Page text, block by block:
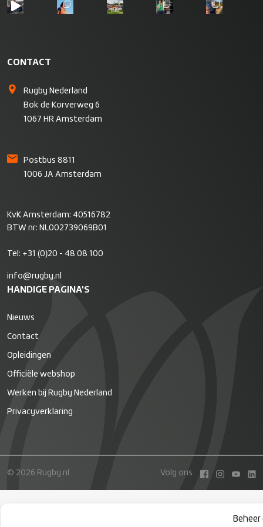
CONTACT
Rugby Nederland
Bok de Korverweg 6
1067 HR Amsterdam
Postbus 8811
1006 JA Amsterdam
KvK Amsterdam: 40516782
BTW nr: NL002739069B01
Tel: +31 (0)20 - 48 08 100
info@rugby.nl
HANDIGE PAGINA'S
Nieuws
Contact
Opleidingen
Officiële webshop
Werken bij Rugby Nederland
Privacyverklaring
© 2026 Rugby.nl Volg ons